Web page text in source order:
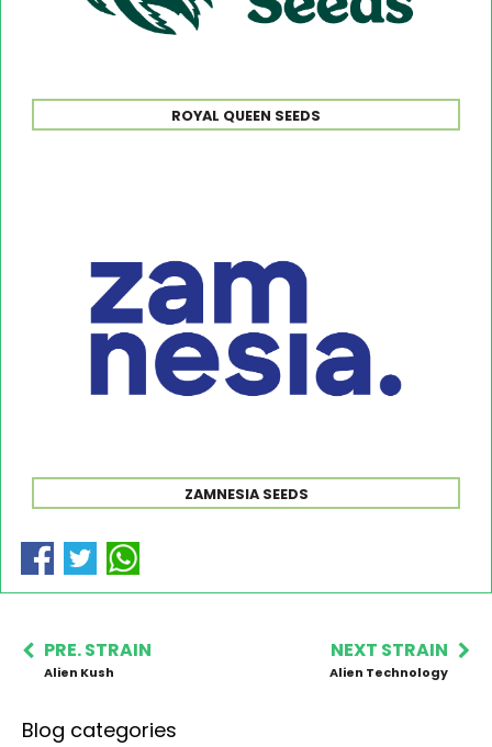
ROYAL QUEEN SEEDS
ZAMNESIA SEEDS
PRE. STRAIN
Alien Kush
NEXT STRAIN
Alien Technology
Blog categories